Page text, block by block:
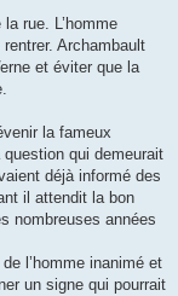
rue. L’homme
Archambault
et éviter que la
la fameux
qui demeurait
déjà informé des
il attendit la bon
nombreuses années
l’homme inanimé et
un signe qui pourrait